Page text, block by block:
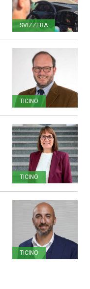
SVIZZERA
TICINO
TICINO
TICINO